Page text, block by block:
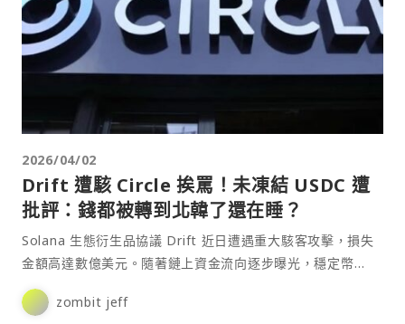
2026/04/02
Drift 遭駭 Circle 挨罵！未凍結 USDC 遭
批評：錢都被轉到北韓了還在睡？
Solana 生態衍生品協議 Drift 近日遭遇重大駭客攻擊，損失
金額高達數億美元。隨著鏈上資金流向逐步曝光，穩定幣
USDC 發行商 Circle 也成為市場關⋯
zombit jeff